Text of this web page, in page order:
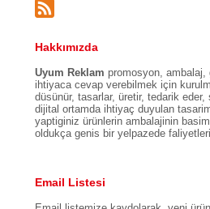
Hakkımızda
Uyum Reklam promosyon,
ihtiyaca cevap verebilmek için
düsünür, tasarlar, üretir, tedarik
dijital ortamda ihtiyaç duyulan
yaptiginiz ürünlerin ambalajinin
oldukça genis bir yelpazede
Email Listesi